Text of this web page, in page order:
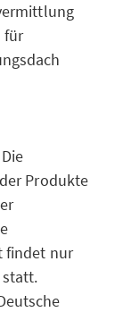
für
Produkte
findet nur